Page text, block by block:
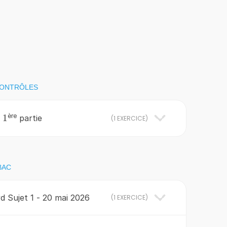
1
1 ère partie (1 EXERCICE)
Sujet 1 - 20 mai 2026 (1 EXERCICE)